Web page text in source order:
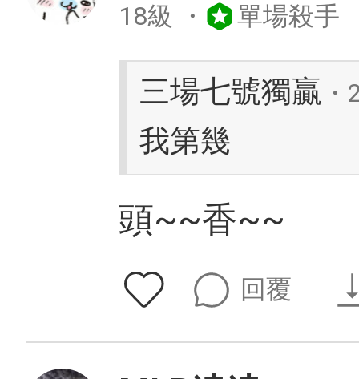
18級 ・ 單場殺手
三場七號獨贏
我第幾
頭~~香~~
回覆